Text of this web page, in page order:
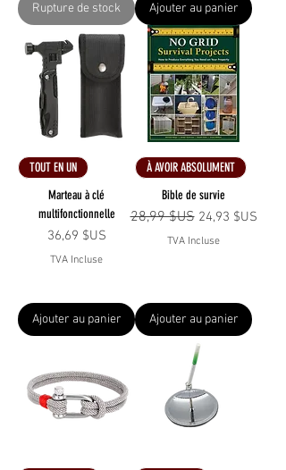
Rupture de stock Ajouter au panier
TOUT EN UN
Marteau à clé
multifonctionnelle
Prix
36,69 $US
TVA Incluse
Ajouter au panier
À AVOIR ABSOLUMENT
Bible de survie
Prix original
28,99 $US Prix
24,93 $US
TVA Incluse
Ajouter au panier